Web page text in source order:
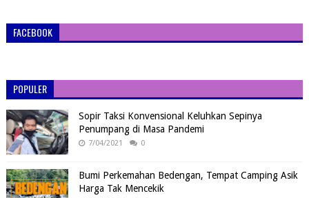
FACEBOOK
POPULER
Sopir Taksi Konvensional Keluhkan Sepinya
Penumpang di Masa Pandemi
7/04/2021 0
Bumi Perkemahan Bedengan, Tempat Camping Asik
Harga Tak Mencekik